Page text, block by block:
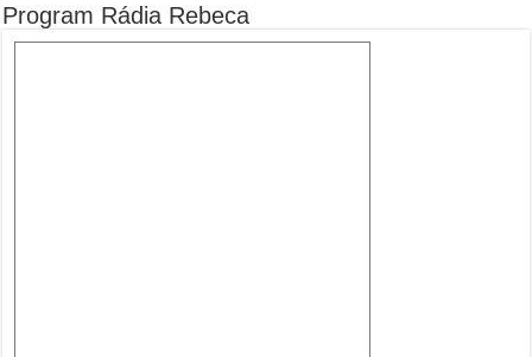
Program Rádia Rebeca